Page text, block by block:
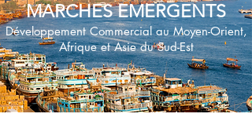
MARCHES EMERGENTS
Développement Commercial au Moyen-Orient,
Afrique et Asie du Sud-Est
Scroll down